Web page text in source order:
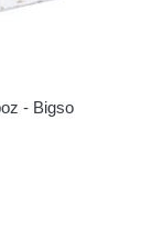
- Bigso